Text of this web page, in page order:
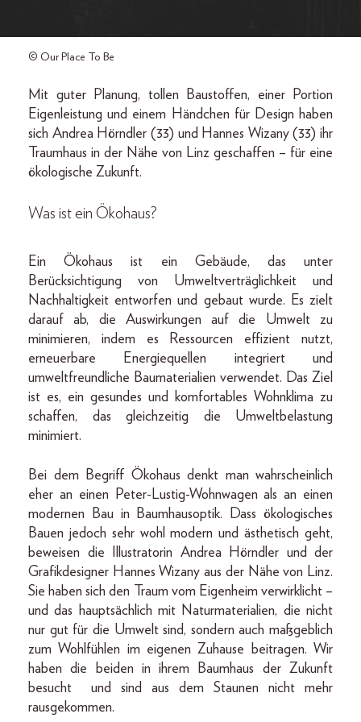
© Our Place To Be
Mit guter Planung, tollen Baustoffen, einer Portion
Eigenleistung und einem Händchen für Design haben
sich Andrea Hörndler (33) und Hannes Wizany (33) ihr
Traumhaus in der Nähe von Linz geschaffen – für eine
ökologische Zukunft.
Was ist ein Ökohaus?
Ein Ökohaus ist ein Gebäude, das unter
Berücksichtigung von Umweltverträglichkeit und
Nachhaltigkeit entworfen und gebaut wurde. Es zielt
darauf ab, die Auswirkungen auf die Umwelt zu
minimieren, indem es Ressourcen effizient nutzt,
erneuerbare Energiequellen integriert und
umweltfreundliche Baumaterialien verwendet. Das Ziel
ist es, ein gesundes und komfortables Wohnklima zu
schaffen, das gleichzeitig die Umweltbelastung
minimiert.
Bei dem Begriff Ökohaus denkt man wahrscheinlich
eher an einen Peter-Lustig-Wohnwagen als an einen
modernen Bau in Baumhausoptik. Dass ökologisches
Bauen jedoch sehr wohl modern und ästhetisch geht,
beweisen die Illustratorin Andrea Hörndler und der
Grafikdesigner Hannes Wizany aus der Nähe von Linz.
Sie haben sich den Traum vom Eigenheim verwirklicht –
und das hauptsächlich mit Naturmaterialien, die nicht
nur gut für die Umwelt sind, sondern auch maßgeblich
zum Wohlfühlen im eigenen Zuhause beitragen. Wir
haben die beiden in ihrem Baumhaus der Zukunft
besucht und sind aus dem Staunen nicht mehr
rausgekommen.